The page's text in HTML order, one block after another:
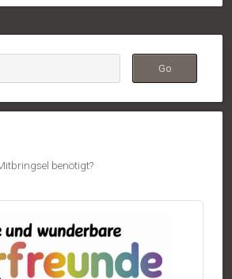
benötigt?